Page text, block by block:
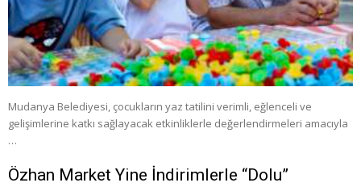
Mudanya Belediyesi, çocukların yaz tatilini verimli, eğlenceli ve
gelişimlerine katkı sağlayacak etkinliklerle değerlendirmeleri amacıyla
…
Özhan Market Yine İndirimlerle “Dolu”